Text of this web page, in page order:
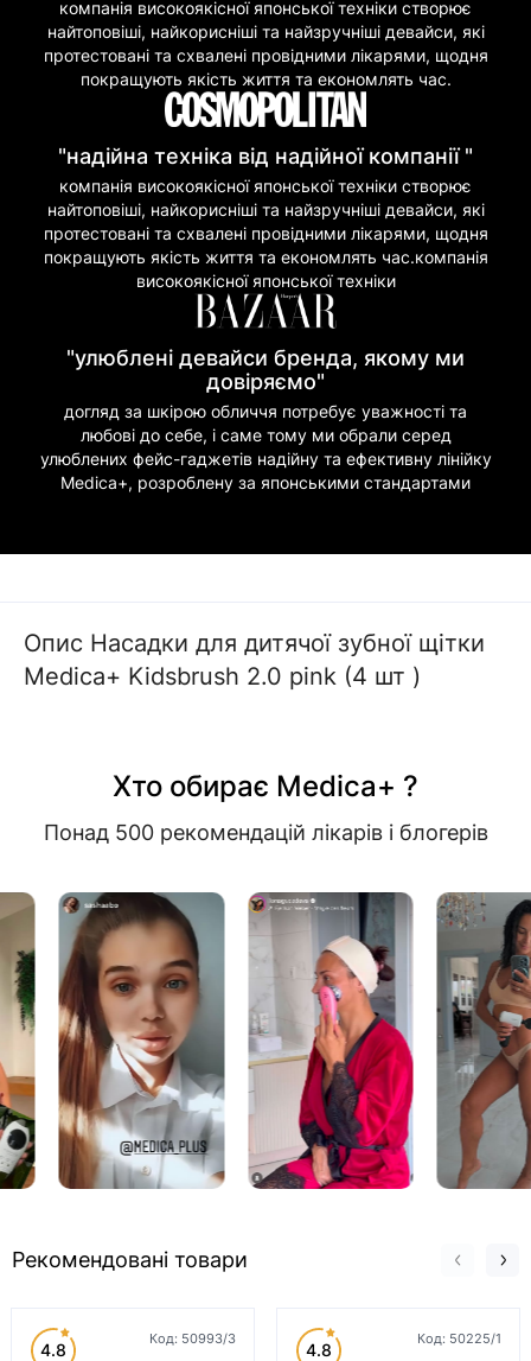
компанія високоякісної японської техніки створює
найтоповіші, найкорисніші та найзручніші девайси, які
протестовані та схвалені провідними лікарями, щодня
покращують якість життя та економлять час.
"надійна техніка від надійної компанії "
компанія високоякісної японської техніки створює
найтоповіші, найкорисніші та найзручніші девайси, які
протестовані та схвалені провідними лікарями, щодня
покращують якість життя та економлять час.компанія
високоякісної японської техніки
"улюблені девайси бренда, якому ми
довіряємо"
догляд за шкірою обличчя потребує уважності та
любові до себе, і саме тому ми обрали серед
улюблених фейс-гаджетів надійну та ефективну лінійку
Medica+, розроблену за японськими стандартами
Опис Насадки для дитячої зубної щітки
Medica+ Kidsbrush 2.0 pink (4 шт )
Хто обирає Medica+ ?
Понад 500 рекомендацій лікарів і блогерів
Рекомендовані товари
Код: 50993/3
4.8
Код: 50225/1
4.8